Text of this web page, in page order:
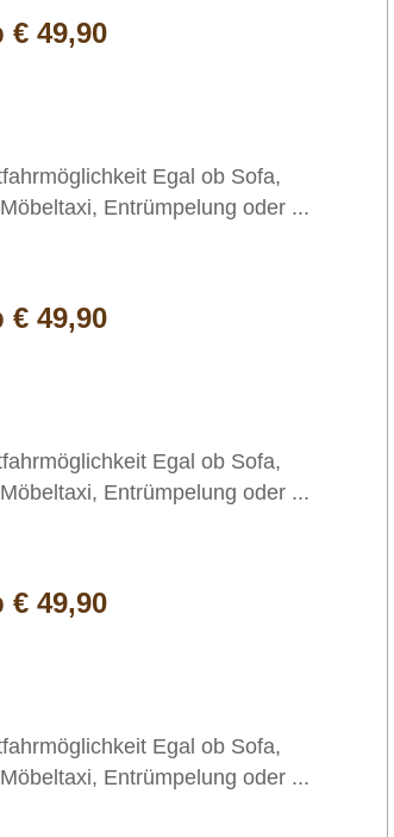
49,90
Egal ob Sofa,
Entrümpelung oder ...
49,90
Egal ob Sofa,
Entrümpelung oder ...
49,90
Egal ob Sofa,
Entrümpelung oder ...